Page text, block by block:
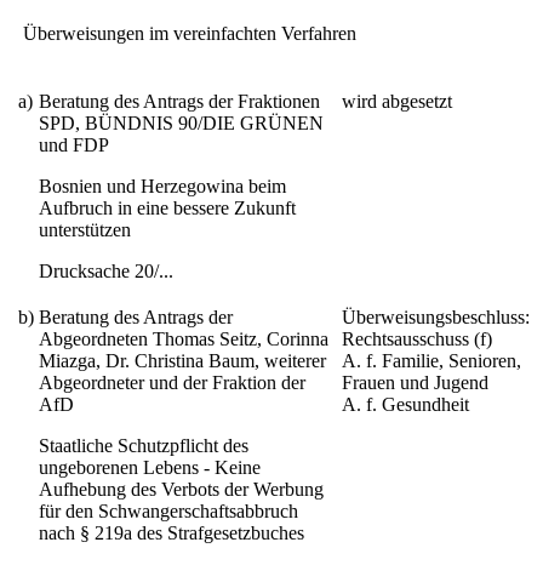
Überweisungen im vereinfachten Verfahren
a) Beratung des Antrags der Fraktionen
SPD, BÜNDNIS 90/DIE GRÜNEN
und FDP
Bosnien und Herzegowina beim
Aufbruch in eine bessere Zukunft
unterstützen
Drucksache 20/...
wird abgesetzt
b) Beratung des Antrags der
Abgeordneten Thomas Seitz, Corinna
Miazga, Dr. Christina Baum, weiterer
Abgeordneter und der Fraktion der
AfD
Staatliche Schutzpflicht des
ungeborenen Lebens - Keine
Aufhebung des Verbots der Werbung
für den Schwangerschaftsabbruch
nach § 219a des Strafgesetzbuches
Überweisungsbeschluss:
Rechtsausschuss (f)
A. f. Familie, Senioren,
Frauen und Jugend
A. f. Gesundheit